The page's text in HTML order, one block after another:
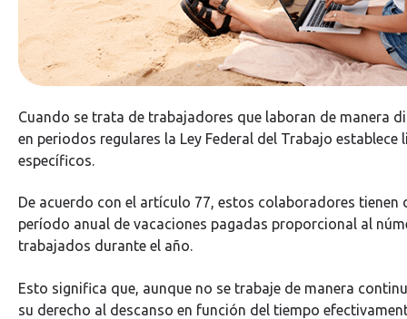
Cuando se trata de trabajadores que laboran de manera
en periodos regulares la Ley Federal del Trabajo establece
específicos.
De acuerdo con el artículo 77, estos colaboradores tienen
período anual de vacaciones pagadas proporcional al
trabajados durante el año.
Esto significa que, aunque no se trabaje de manera
su derecho al descanso en función del tiempo